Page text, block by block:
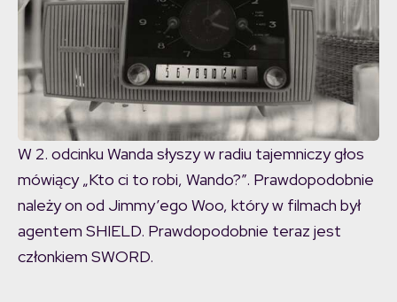
W 2. odcinku Wanda słyszy w radiu tajemniczy głos
mówiący „Kto ci to robi, Wando?”. Prawdopodobnie
należy on od Jimmy’ego Woo, który w filmach był
agentem SHIELD. Prawdopodobnie teraz jest
członkiem SWORD.